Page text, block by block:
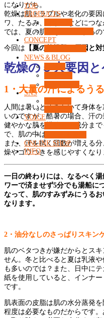
TOP
PRODUCTS
CONCEPT
NEWS＆BLOG
SNS
VOICE
ONLINE SHOP
INFO
になりがち。
乾燥は肌トラブルや老化の要
ワ、たるみ、くすみなどにつな
では、夏の肌はなぜ乾燥するの
今回は 【夏の乾燥肌の原因と対
乾燥の５大要因
1 ・大量の汗によるう
人間は暑いと汗をかいて身体
いのですが、酷暑の場合、汗の
健やかな肌を構築する成分ま
で、肌の中はカラカラに。
また、汗を拭く回数が増える
燥やゴワつきを感じやすくなり
一日の終わりには、なるべく
ワーで済ませず5分でも湯船に
なって、肌のすみずみにうる
なります。
2 ・油分なしのさっぱりスキン
肌のベタつきが嫌だからとス
せん。冬と比べると夏は乳液
も多いのでは？また、日中に
紙を使用していると、インナ
です。
肌表面の皮脂は肌の水分蒸発
程度は必要なものだからです